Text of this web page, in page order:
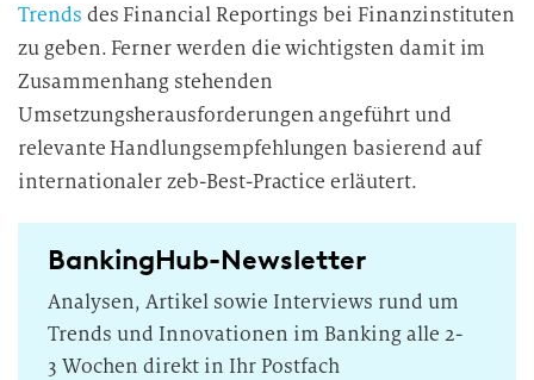
Trends des Financial Reportings bei Finanzinstituten
zu geben. Ferner werden die wichtigsten damit im
Zusammenhang stehenden
Umsetzungsherausforderungen angeführt und
relevante Handlungsempfehlungen basierend auf
internationaler zeb-Best-Practice erläutert.
BankingHub-Newsletter
Analysen, Artikel sowie Interviews rund um
Trends und Innovationen im Banking alle 2-
3 Wochen direkt in Ihr Postfach